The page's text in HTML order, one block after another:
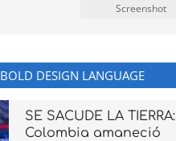
Screenshot
BOLD DESIGN LANGUAGE
SE SACUDE LA TIERRA:
Colombia amaneció